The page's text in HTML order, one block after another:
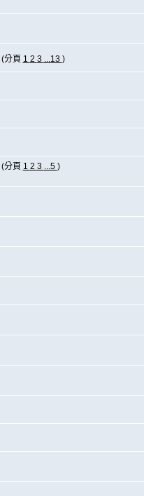
(分頁 1 2 3 ...13 )
(分頁 1 2 3 ...5 )